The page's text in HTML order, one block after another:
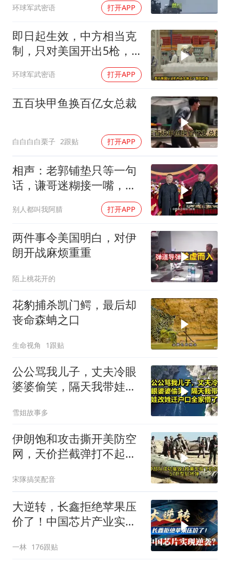
泰国一女公务员妆容引争议 本人回应
奋进开新局 实干挑大梁
环球军武密语 打开APP
即日起生效，中方相当克
制，只对美国开出5枪，
环球军武密语 打开APP
五百块甲鱼换百亿女总裁
白白白白栗子 2跟贴 打开APP
相声：老郭铺垫只等一句
话，谦哥迷糊接一嘴，包
别人都叫我阿腈 打开APP
两件事令美国明白，对伊
朗开战麻烦重重
陌上桃花开的
花豹捕杀凯门鳄，最后却
丧命森蚺之口
生命视角 1跟贴
公公骂我儿子，丈夫冷眼
婆婆偷笑，隔天我带娃改
雪姐故事多
伊朗饱和攻击撕开美防空
网，天价拦截弹打不起，
宋隊搞笑配音
大逆转，长鑫拒绝苹果压
价了！中国芯片产业实现
一林 176跟贴